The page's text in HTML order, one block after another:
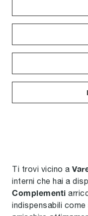
Ti trovi vicino a
interni che hai a
Complementi
indispensabili come